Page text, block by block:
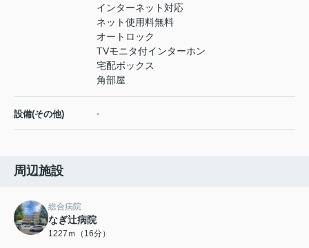
インターネット対応
ネット使用料無料
オートロック
TVモニタ付インターホン
宅配ボックス
角部屋
設備(その他) -
周辺施設
総合病院
なぎ辻病院
1227ｍ（16分）